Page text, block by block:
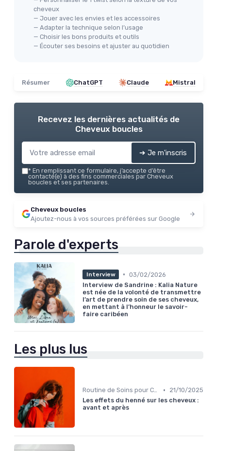
cheveux
— Jouer avec les envies et les accessoires
— Adapter la technique selon l’usage
— Choisir les bons produits et outils
— Écouter ses besoins et ajuster au quotidien
Résumer ChatGPT Claude Mistral
Recevez les dernières actualités de
Cheveux boucles
➔ Je m'inscris
* En remplissant ce formulaire, j’accepte d’être
contacté(e) à des fins commerciales par Cheveux
boucles et ses partenaires.
Cheveux boucles
Ajoutez-nous à vos sources préférées sur Google
Parole d'experts
Interview • 03/02/2026
Interview de Sandrine : Kalia Nature
est née de la volonté de transmettre
l’art de prendre soin de ses cheveux,
en mettant à l’honneur le savoir-
faire caribéen
Les plus lus
Routine de Soins pour Cheveux Bouclés •
21/10/2025
Les effets du henné sur les cheveux :
avant et après